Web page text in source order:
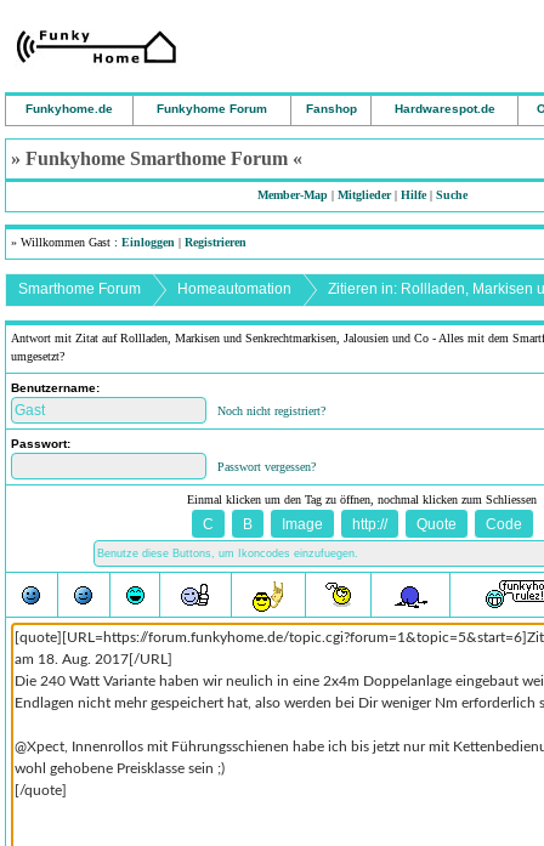
Funkyhome.de Funkyhome Forum Fanshop Hardwarespot.de
» Funkyhome Smarthome Forum «
Member-Map | Mitglieder| Hilfe| Suche
» Willkommen Gast : Einloggen | Registrieren
Smarthome Forum Homeautomation
Antwort mit Zitat auf Rollladen, Markisen und Senkrechtmarkisen, Jalousien und Co - Alles mit dem
umgesetzt?
Benutzername:
Noch nicht registriert?
Passwort:
Passwort vergessen?
Einmal klicken um den Tag zu öffnen, nochmal klicken zum Schliessen